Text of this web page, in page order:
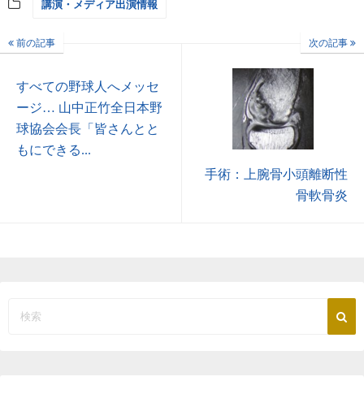
講演・メディア出演情報
前の記事
すべての野球人へメッセ
ージ… 山中正竹全日本野
球協会会長「皆さんとと
もにできる...
次の記事
手術：上腕骨小頭離断性
骨軟骨炎